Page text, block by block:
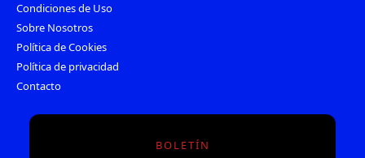
Condiciones de Uso
Sobre Nosotros
Política de Cookies
Política de privacidad
Contacto
BOLETÍN